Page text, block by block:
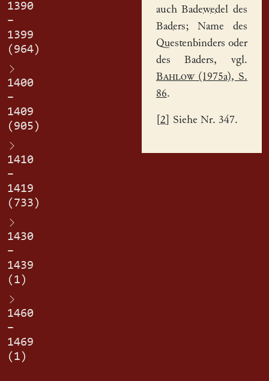
1390
–
1399
(964)
1400
–
1409
(905)
1410
–
1419
(733)
1430
–
1439
(1)
1460
–
1469
(1)
auchBadewedel des
Baders; Name des
Questenbinders oder
des Baders, vgl.
Bahlow(1975a), S.
86.
2 ] Siehe Nr. 347.